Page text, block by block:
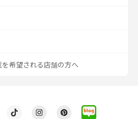
を希望される店舗の方へ